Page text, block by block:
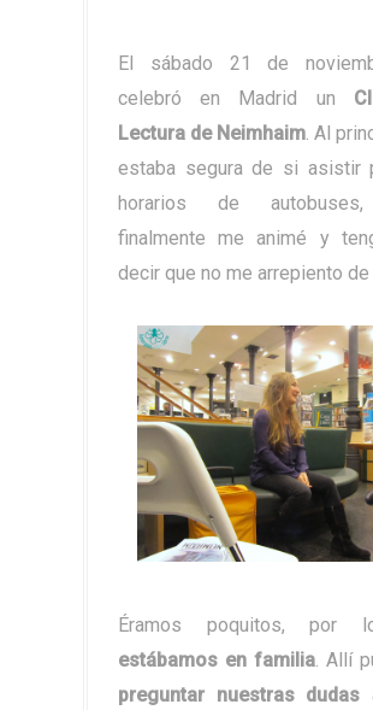
El sábado 21 de
celebró en Madrid un
Lectura de Neimhaim. Al
estaba segura de si asistir
horarios de
finalmente me animé y
decir que no me arrepiento de
Éramos poquitos, por
estábamos en familia. Allí
preguntar nuestras dudas